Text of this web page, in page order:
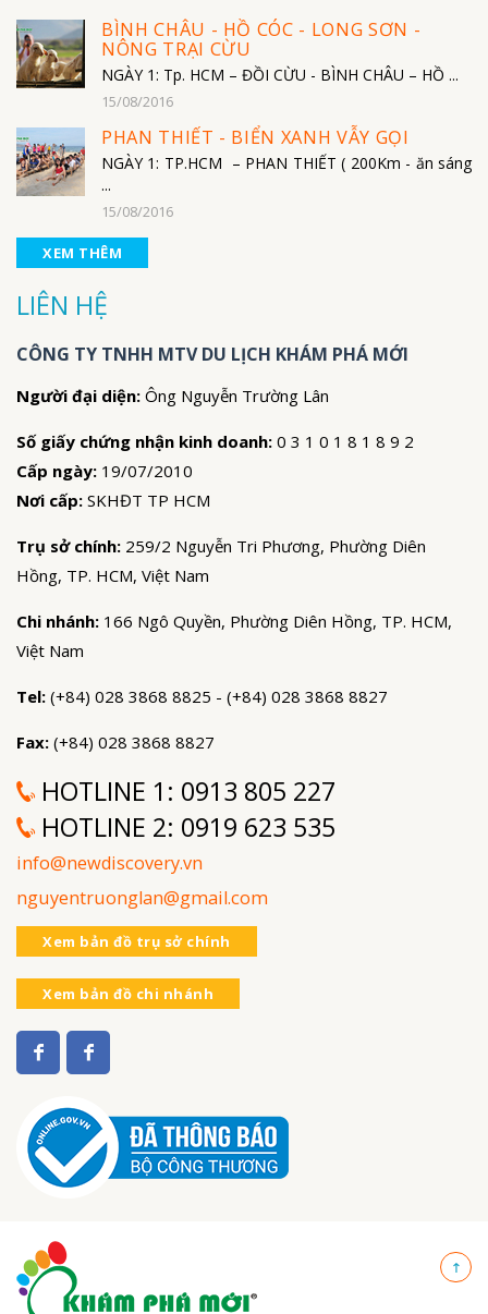
BÌNH CHÂU - HỒ CÓC - LONG SƠN -
NÔNG TRẠI CỪU
NGÀY 1: Tp. HCM – ĐỒI CỪU - BÌNH CHÂU – HỒ ...
15/08/2016
PHAN THIẾT - BIỂN XANH VẪY GỌI
NGÀY 1: TP.HCM – PHAN THIẾT ( 200Km - ăn sáng
...
15/08/2016
XEM THÊM
LIÊN HỆ
CÔNG TY TNHH MTV DU LỊCH KHÁM PHÁ MỚI
Người đại diện: Ông Nguyễn Trường Lân
Số giấy chứng nhận kinh doanh: 0 3 1 0 1 8 1 8 9 2
Cấp ngày: 19/07/2010
Nơi cấp: SKHĐT TP HCM
Trụ sở chính: 259/2 Nguyễn Tri Phương, Phường Diên
Hồng, TP. HCM, Việt Nam
Chi nhánh: 166 Ngô Quyền, Phường Diên Hồng, TP. HCM,
Việt Nam
Tel: (+84) 028 3868 8825 - (+84) 028 3868 8827
Fax: (+84) 028 3868 8827
HOTLINE 1: 0913 805 227
HOTLINE 2: 0919 623 535
info@newdiscovery.vn
nguyentruonglan@gmail.com
Xem bản đồ trụ sở chính
Xem bản đồ chi nhánh